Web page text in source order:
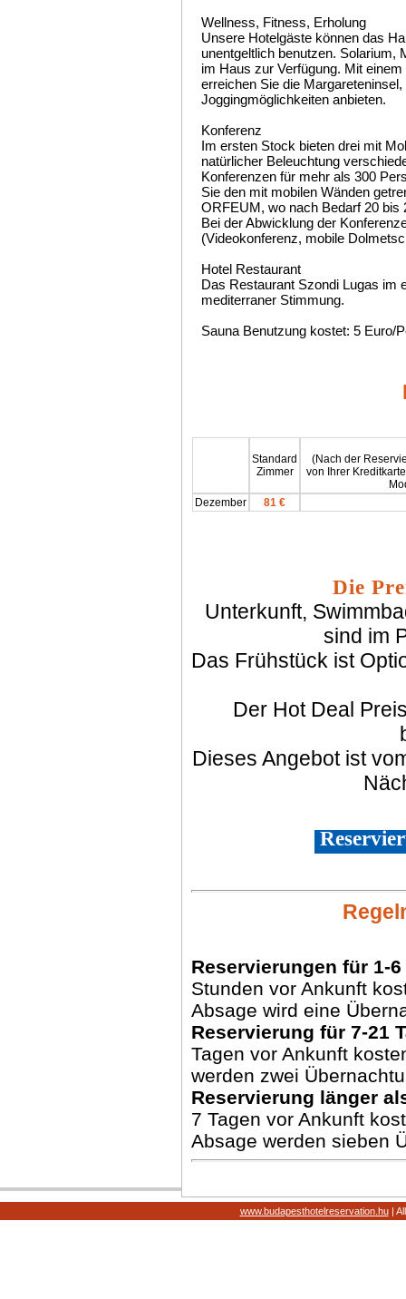
Wellness, Fitness, Erholung
Unsere Hotelgäste können das
unentgeltlich benutzen. Solarium,
im Haus zur Verfügung. Mit
erreichen Sie die
Joggingmöglichkeiten anbieten.
Konferenz
Im ersten Stock bieten drei mit
natürlicher Beleuchtung
Konferenzen für mehr als 300
Sie den mit mobilen Wänden
ORFEUM, wo nach Bedarf 20 bis
Bei der Abwicklung der
(Videokonferenz, mobile
Hotel Restaurant
Das Restaurant Szondi Lugas im
mediterraner Stimmung.
Sauna Benutzung kostet: 5 Euro/
Standard
Zimmer
(Nach der
von Ihrer
Dezember
81 €
Die
Unterkunft,
sind im
Das Frühstück ist
Der Hot Deal
Dieses Angebot ist
Reservierungen für 1-6
Stunden vor Ankunft
Absage wird eine
Reservierung für 7-21
Tagen vor Ankunft
werden zwei
Reservierung länger
7 Tagen vor Ankunft
Absage werden sieben
www.budapesthotelreservation.hu|